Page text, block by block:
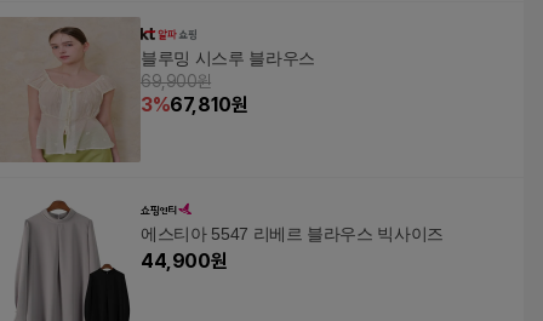
블루밍 시스루 블라우스
69,900원
3%67,810원
에스티아 5547 리베르 블라우스 빅사이즈
44,900원